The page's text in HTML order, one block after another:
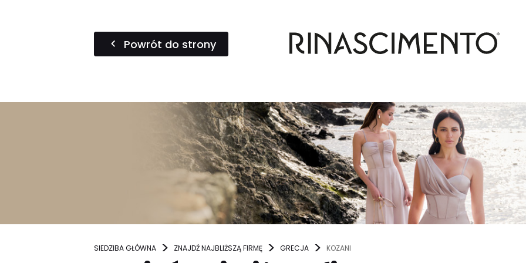
Powrót do strony
SIEDZIBA GŁÓWNA ZNAJDŹ NAJBLIŻSZĄ FIRMĘ GRECJA KOZANI